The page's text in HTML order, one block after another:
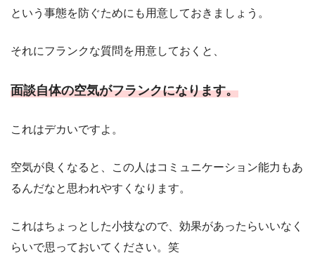
という事態を防ぐためにも用意しておきましょう。
それにフランクな質問を用意しておくと、
面談自体の空気がフランクになります。
これはデカいですよ。
空気が良くなると、この人はコミュニケーション能力もあ
るんだなと思われやすくなります。
これはちょっとした小技なので、効果があったらいいなく
らいで思っておいてください。笑